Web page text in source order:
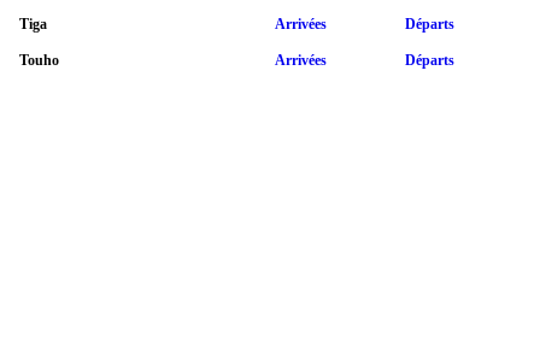
Tiga Arrivées Départs
Touho Arrivées Départs